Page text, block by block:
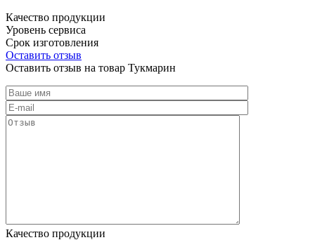
Качество продукции
Уровень сервиса
Срок изготовления
Оставить отзыв
Оставить отзыв на товар Тукмарин
Качество продукции